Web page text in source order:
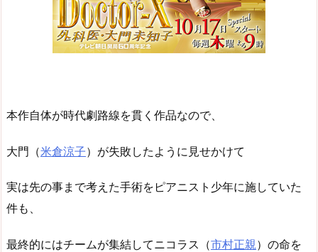
本作自体が時代劇路線を貫く作品なので、
大門（米倉涼子）が失敗したように見せかけて
実は先の事まで考えた手術をピアニスト少年に施していた
件も、
最終的にはチームが集結してニコラス（市村正親）の命を